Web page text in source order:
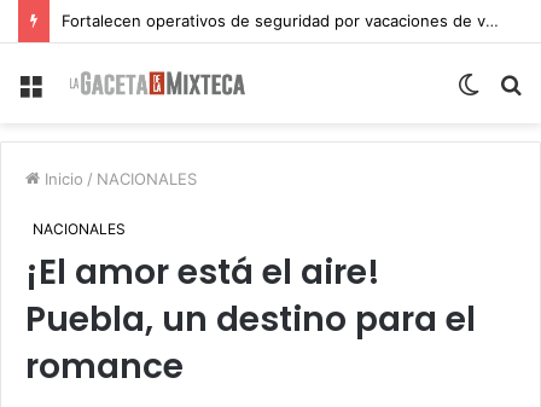
Fortalecen operativos de seguridad por vacaciones de verano en Atlixco
Menu
Switch
Inicio / NACIONALES
NACIONALES
¡El amor está el aire!
Puebla, un destino para el
romance